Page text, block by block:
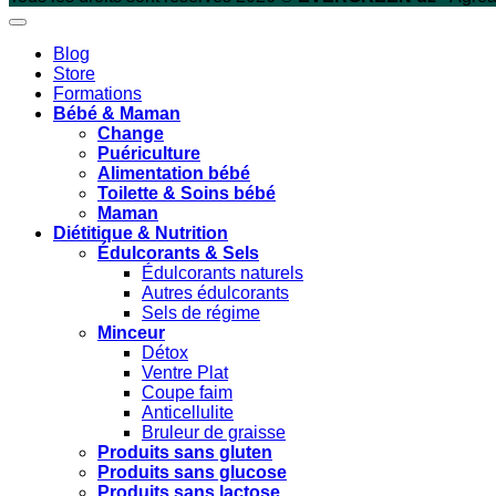
Blog
Store
Formations
Bébé & Maman
Change
Puériculture
Alimentation bébé
Toilette & Soins bébé
Maman
Diétitique & Nutrition
Édulcorants & Sels
Édulcorants naturels
Autres édulcorants
Sels de régime
Minceur
Détox
Ventre Plat
Coupe faim
Anticellulite
Bruleur de graisse
Produits sans gluten
Produits sans glucose
Produits sans lactose